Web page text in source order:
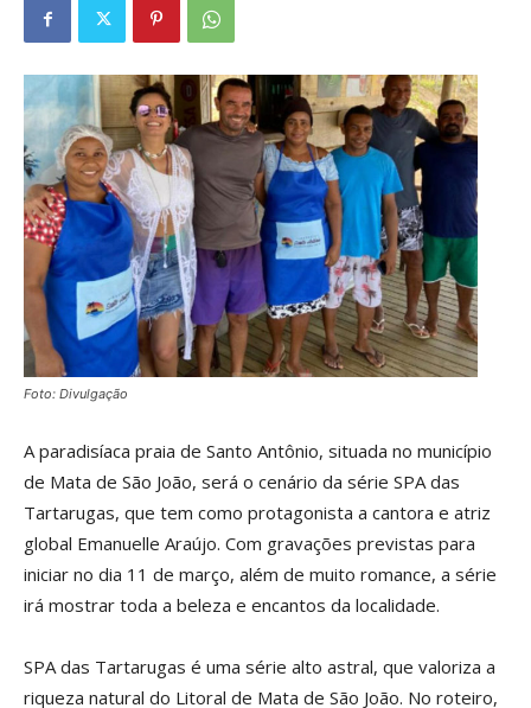
Foto: Divulgação
A paradisíaca praia de Santo Antônio, situada no município
de Mata de São João, será o cenário da série SPA das
Tartarugas, que tem como protagonista a cantora e atriz
global Emanuelle Araújo. Com gravações previstas para
iniciar no dia 11 de março, além de muito romance, a série
irá mostrar toda a beleza e encantos da localidade.
SPA das Tartarugas é uma série alto astral, que valoriza a
riqueza natural do Litoral de Mata de São João. No roteiro,